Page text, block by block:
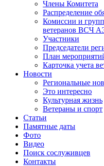
Члены Комитета
Распределение
Комиссии и
ветеранов ВСЧ
Участники
Председатели
План
Карточка учета
Новости
Региональные
Это интересно
Культурная жизнь
Ветераны и спорт
Статьи
Памятные даты
Фото
Видео
Поиск сослуживцев
Контакты